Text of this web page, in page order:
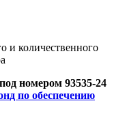
и количественного
номером 93535-24
по обеспечению